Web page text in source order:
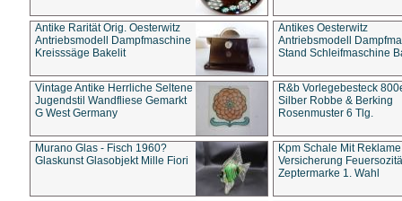
Antike Rarität Orig. Oesterwitz
Antriebsmodell Dampfmaschine
Kreisssäge Bakelit
Antikes Oesterwitz
Antriebsmodell
Stand Schleifmaschine
Vintage Antike Herrliche Seltene
Jugendstil Wandfliese Gemarkt
G West Germany
R&b Vorlegebesteck
Silber Robbe & Berking
Rosenmuster 6 Tlg.
Murano Glas - Fisch 1960?
Glaskunst Glasobjekt Mille Fiori
Kpm Schale Mit Reklame
Versicherung
Zeptermarke 1. Wahl